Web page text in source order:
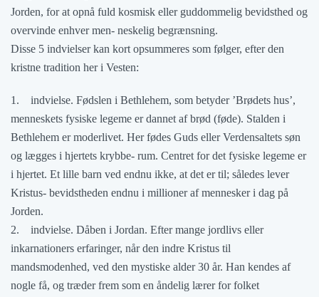
Jorden, for at opnå fuld kosmisk eller guddommelig bevidsthed og
overvinde enhver men- neskelig begrænsning.
Disse 5 indvielser kan kort opsummeres som følger, efter den
kristne tradition her i Vesten:
1. indvielse. Fødslen i Bethlehem, som betyder ’Brødets hus’,
menneskets fysiske legeme er dannet af brød (føde). Stalden i
Bethlehem er moderlivet. Her fødes Guds eller Verdensaltets søn
og lægges i hjertets krybbe- rum. Centret for det fysiske legeme er
i hjertet. Et lille barn ved endnu ikke, at det er til; således lever
Kristus- bevidstheden endnu i millioner af mennesker i dag på
Jorden.
2. indvielse. Dåben i Jordan. Efter mange jordlivs eller
inkarnationers erfaringer, når den indre Kristus til
mandsmodenhed, ved den mystiske alder 30 år. Han kendes af
nogle få, og træder frem som en åndelig lærer for folket